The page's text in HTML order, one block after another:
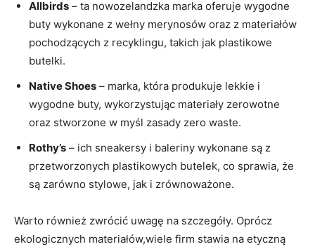
Allbirds – ta nowozelandzka marka oferuje wygodne
buty wykonane z wełny merynosów oraz z materiałów
pochodzących z recyklingu, takich jak plastikowe
butelki.
Native Shoes – marka, która produkuje lekkie i
wygodne buty, wykorzystując materiały zerowotne
oraz stworzone w myśl zasady zero waste.
Rothy’s – ich sneakersy i baleriny wykonane są z
przetworzonych plastikowych butelek, co sprawia, że
są zarówno stylowe, jak i zrównoważone.
Warto również zwrócić uwagę na szczegóły. Oprócz
ekologicznych materiałów,wiele firm stawia na etyczną